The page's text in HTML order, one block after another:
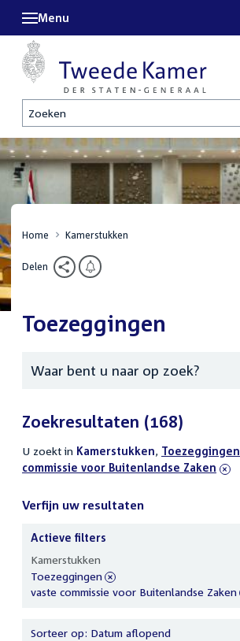
Zoeken
Menu
Home Kamerstukken
Delen
Toezeggingen
Zoeken
Zoekresultaten (168)
U zoekt in actieve
filters
Kamerstukken, verwijder
filter
Toezeggingen
commissie voor Buitenlandse Zaken
Verfijn uw resultaten
uw
resultaten
Actieve filters
Kamerstukken
verwijder
filter
Toezeggingen
verwijder
vaste commissie voor Buitenlandse Zaken
Sorteer op: Datum aflopend